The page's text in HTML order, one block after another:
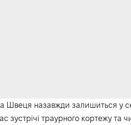
Швеця назавжди залишиться у
зустрічі траурного кортежу та